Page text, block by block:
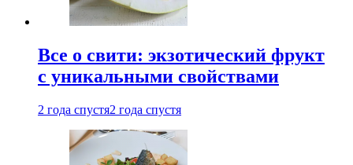
Все о свити: экзотический фрукт
с уникальными свойствами
2 года спустя2 года спустя